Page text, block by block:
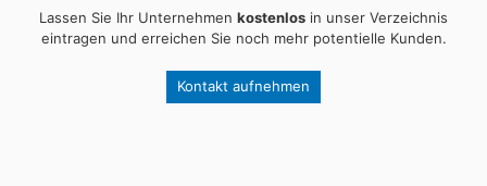
Lassen Sie Ihr Unternehmen kostenlos in unser Verzeichnis
eintragen und erreichen Sie noch mehr potentielle Kunden.
Kontakt aufnehmen